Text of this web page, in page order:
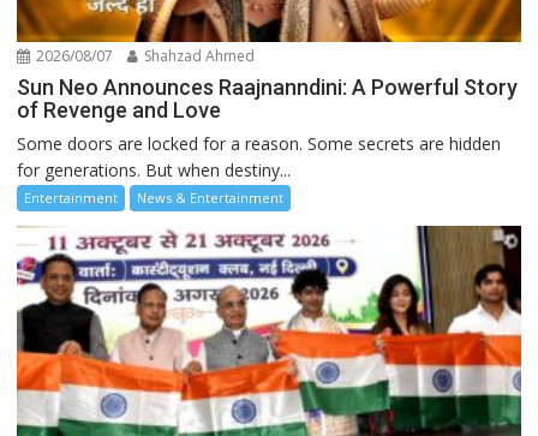
2026/08/07 Shahzad Ahmed
Sun Neo Announces Raajnanndini: A Powerful Story
of Revenge and Love
Some doors are locked for a reason. Some secrets are hidden
for generations. But when destiny...
Entertainment News & Entertainment